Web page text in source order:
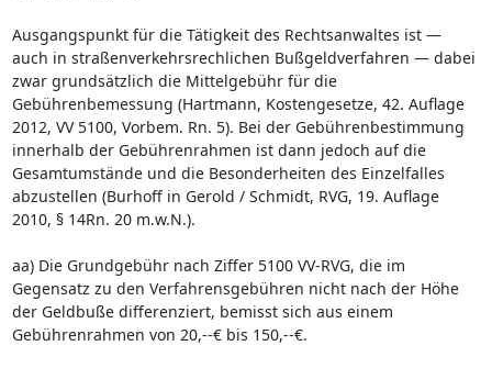
Ausgangspunkt für die Tätigkeit des Rechtsanwaltes ist —
auch in straßenverkehrsrechlichen Bußgeldverfahren — dabei
zwar grundsätzlich die Mittelgebühr für die
Gebührenbemessung (Hartmann, Kostengesetze, 42. Auflage
2012, VV 5100, Vorbem. Rn. 5). Bei der Gebührenbestimmung
innerhalb der Gebührenrahmen ist dann jedoch auf die
Gesamtumstände und die Besonderheiten des Einzelfalles
abzustellen (Burhoff in Gerold / Schmidt, RVG, 19. Auflage
2010, § 14Rn. 20 m.w.N.).
aa) Die Grundgebühr nach Ziffer 5100 VV-RVG, die im
Gegensatz zu den Verfahrensgebühren nicht nach der Höhe
der Geldbuße differenziert, bemisst sich aus einem
Gebührenrahmen von 20,--€ bis 150,--€.